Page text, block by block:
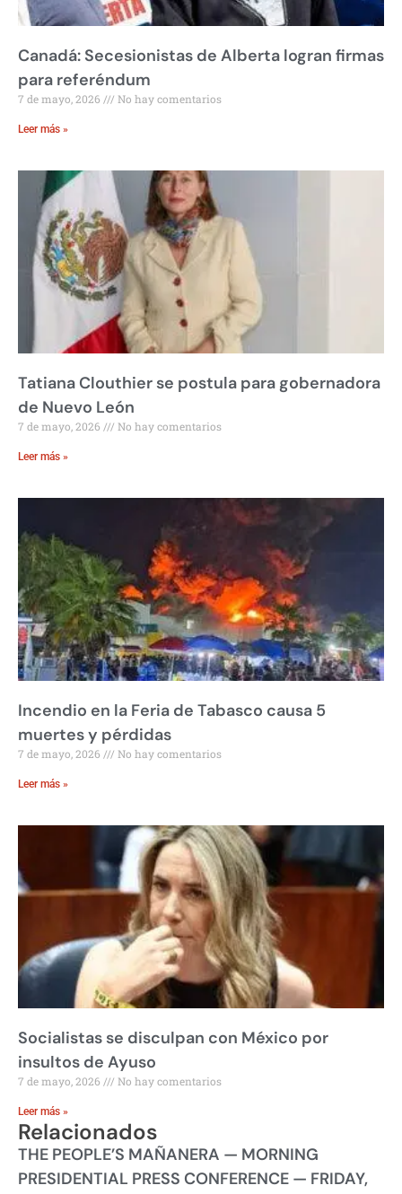
Canadá: Secesionistas de Alberta logran firmas
para referéndum
7 de mayo, 2026 No hay comentarios
Leer más »
Tatiana Clouthier se postula para gobernadora
de Nuevo León
7 de mayo, 2026 No hay comentarios
Leer más »
Incendio en la Feria de Tabasco causa 5
muertes y pérdidas
7 de mayo, 2026 No hay comentarios
Leer más »
Socialistas se disculpan con México por
insultos de Ayuso
7 de mayo, 2026 No hay comentarios
Leer más »
Relacionados
THE PEOPLE’S MAÑANERA — MORNING
PRESIDENTIAL PRESS CONFERENCE — FRIDAY,